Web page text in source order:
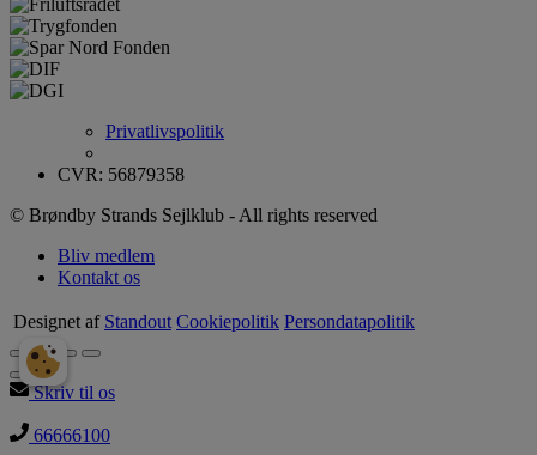
Privatlivspolitik
CVR: 56879358
© Brøndby Strands Sejlklub - All rights reserved
Bliv medlem
Kontakt os
Designet af Standout Cookiepolitik Persondatapolitik
Skriv til os
66666100